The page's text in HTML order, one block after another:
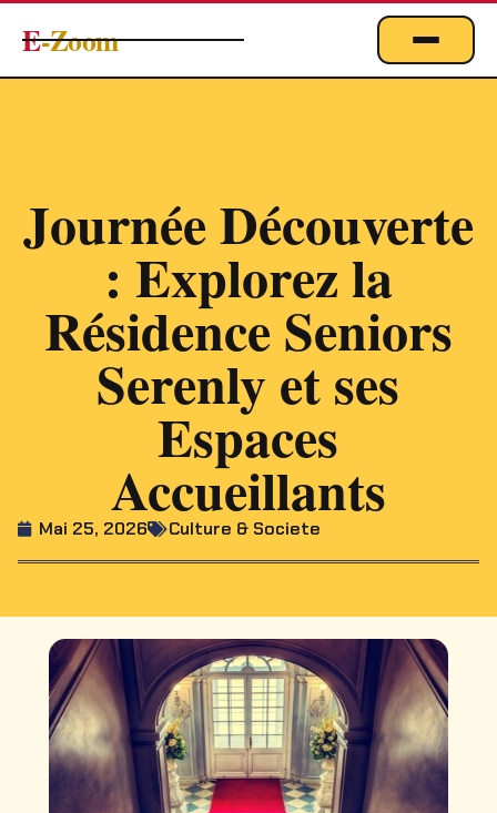
E-Zoom
EMPLOI
MARKETING & DIGITAL
TECHNOLOGIE
À PROPOS
Journée Découverte
: Explorez la
Résidence Seniors
Serenly et ses
Espaces
Accueillants
Mai 25, 2026 Culture & Societe